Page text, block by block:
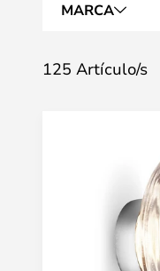
MARCA
125 Artículo/s